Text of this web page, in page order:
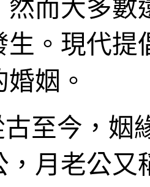
然而大多數
生。現代提
姻。
至今，姻
，月老公又